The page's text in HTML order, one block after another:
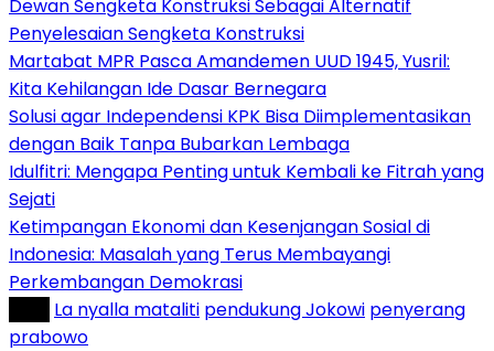
Dewan Sengketa Konstruksi Sebagai Alternatif
Penyelesaian Sengketa Konstruksi
Martabat MPR Pasca Amandemen UUD 1945, Yusril:
Kita Kehilangan Ide Dasar Bernegara
Solusi agar Independensi KPK Bisa Diimplementasikan
dengan Baik Tanpa Bubarkan Lembaga
Idulfitri: Mengapa Penting untuk Kembali ke Fitrah yang
Sejati
Ketimpangan Ekonomi dan Kesenjangan Sosial di
Indonesia: Masalah yang Terus Membayangi
Perkembangan Demokrasi
La nyalla mataliti pendukung Jokowi penyerang
prabowo